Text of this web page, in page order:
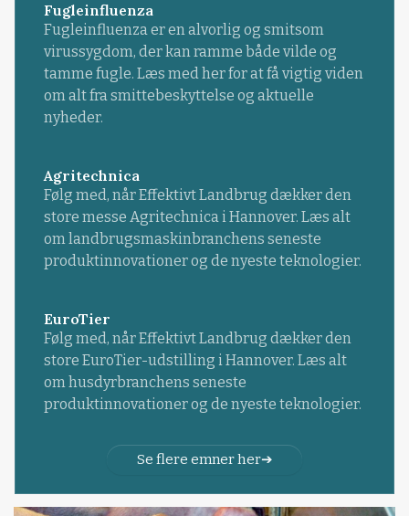
Fugleinfluenza
Fugleinfluenza er en alvorlig og smitsom
virussygdom, der kan ramme både vilde og
tamme fugle. Læs med her for at få vigtig viden
om alt fra smittebeskyttelse og aktuelle
nyheder.
Agritechnica
Følg med, når Effektivt Landbrug dækker den
store messe Agritechnica i Hannover. Læs alt
om landbrugsmaskinbranchens seneste
produktinnovationer og de nyeste teknologier.
EuroTier
Følg med, når Effektivt Landbrug dækker den
store EuroTier-udstilling i Hannover. Læs alt
om husdyrbranchens seneste
produktinnovationer og de nyeste teknologier.
Se flere emner her